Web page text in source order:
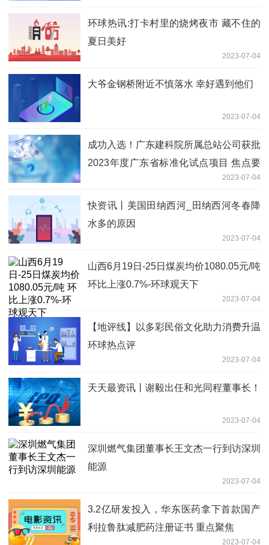
环球热讯:打卡村里的烧烤夜市 藏不住的
夏日美好
2023-07-04
大爷金钢桥附近不慎落水 幸好遇到他们
2023-07-04
成功入选！广东建科院所属总站公司获批
2023年度广东省标准化试点项目 焦点要
2023-07-04
快资讯丨美国田纳西河_田纳西河冬春降
水多的原因
2023-07-04
山西6月19日-25日煤炭均价1080.05元/吨
环比上涨0.7%-环球观天下
2023-07-04
【地评线】以多彩民俗文化助力消费升温
环球热点评
2023-07-04
天天最资讯丨谢毅出任和光同程董事长！
2023-07-04
深圳燃气集团董事长王文杰一行到访深圳
能源
2023-07-04
3.2亿研发投入，华东医药拿下首款国产
利拉鲁肽减肥药注册证书 重点聚焦
2023-07-04